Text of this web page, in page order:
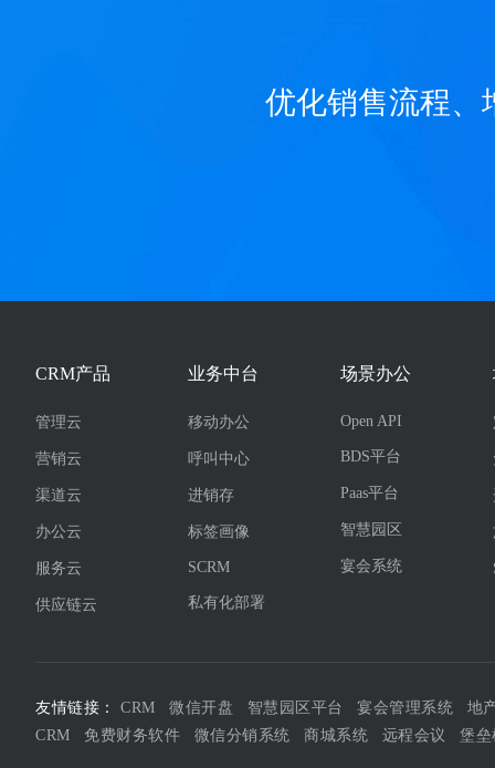
优化销售流程、
CRM产品
管理云
营销云
渠道云
办公云
服务云
供应链云
业务中台
移动办公
呼叫中心
进销存
标签画像
SCRM
私有化部署
场景办公
Open API
BDS平台
Paas平台
智慧园区
宴会系统
友情链接： CRM 微信开盘 智慧园区平台 宴会管理系统
地
CRM
免费财务软件 微信分销系统 商城系统 远程会议 堡垒